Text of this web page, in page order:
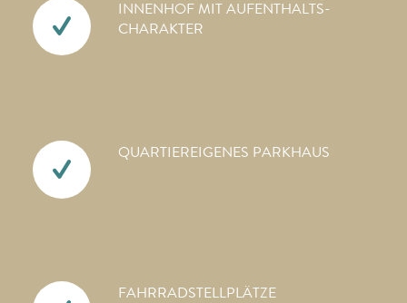
INNENHOF MIT AUFENTHALTS­
CHARAKTER
QUARTIEREIGENES PARKHAUS
FAHRRAD­STELLPLÄTZE